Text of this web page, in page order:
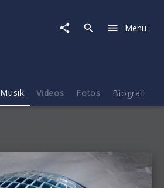
Menu
Musik Videos Fotos Biografie